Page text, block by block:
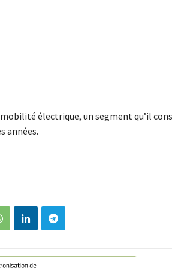
électrique, un segment qu’il
années.